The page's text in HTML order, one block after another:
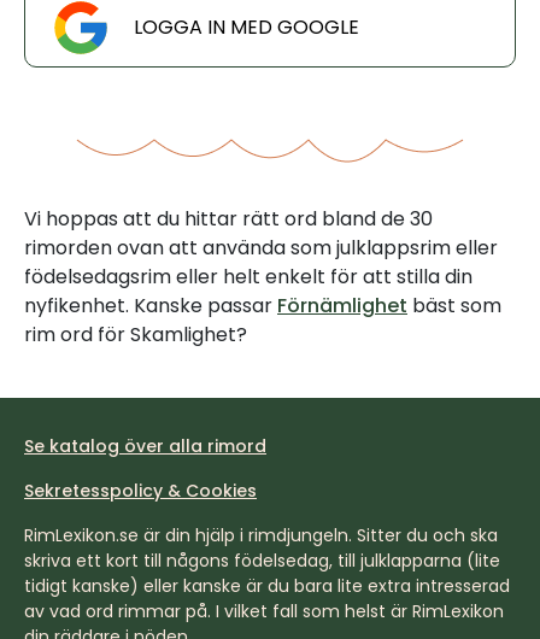
LOGGA IN MED GOOGLE
Vi hoppas att du hittar rätt ord bland de 30
rimorden ovan att använda som julklappsrim eller
födelsedagsrim eller helt enkelt för att stilla din
nyfikenhet. Kanske passar Förnämlighet bäst som
rim ord för Skamlighet?
Se katalog över alla rimord
Sekretesspolicy & Cookies
RimLexikon.se är din hjälp i rimdjungeln. Sitter du och ska
skriva ett kort till någons födelsedag, till julklapparna (lite
tidigt kanske) eller kanske är du bara lite extra intresserad
av vad ord rimmar på. I vilket fall som helst är RimLexikon